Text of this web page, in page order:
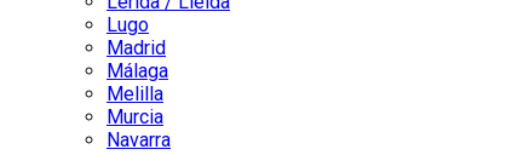
Lugo
Madrid
Málaga
Melilla
Murcia
Navarra